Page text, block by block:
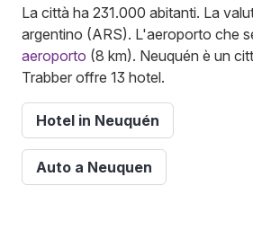
La città ha 231.000 abitanti. La
argentino (ARS). L'aeroporto che
aeroporto (8 km). Neuquén è un
Trabber offre 13 hotel.
Hotel in Neuquén
Auto a Neuquen